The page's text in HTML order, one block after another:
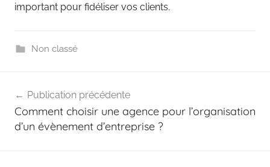
important pour fidéliser vos clients.
Non classé
de
l’article
Publication précédente
Comment choisir une agence pour l’organisation
d’un évènement d’entreprise ?